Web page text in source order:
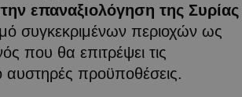
επαναξιολόγηση της Συρίας
συγκεκριμένων περιοχών ως
που θα επιτρέψει τις
αυστηρές προϋποθέσεις.